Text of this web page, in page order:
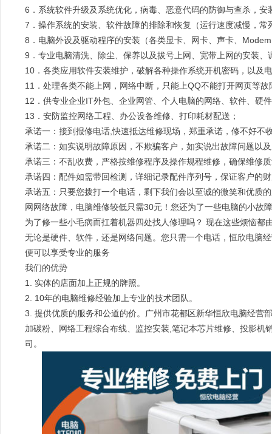
6．系统软件升级及系统优化，病毒、恶意代码的防御与查杀，安
7．操作系统的安装、软件故障的排除和恢复（运行速度减慢，常
8．电脑外设及驱动程序的安装（各类显卡、网卡、声卡、
9．专业电脑清洗、除尘、保养以及拔号上网、宽带上网的安装、
10．各类应用软件安装维护，破解各种操作系统开机密码，以及
11．处理各类不能上网，网络中断，只能上QQ不能打开网页等故
12．供专业企业IT外包、企业网管、个人电脑的网络、软件、硬
13．安防监控网络工程、办公设备维修、打印耗材配送；
承诺一：接到报修电话,快速抵达维修现场，郑重承诺，修不好不
承诺二：如实说明故障原因，不欺骗客户，如实说出故障问题以
承诺三：不乱收费，严格按维修程序及操作规程维修，确保维修
承诺四：配件如需带回检测，详细记录配件序列号，保证客户的
承诺五：只要您拨打一个电话，剩下我们会以至诚的微笑和优质
网网络故障，电脑维修较低只需30元！您还为了一些电脑的小故
为了修一些小毛病而扛着机器四处找人修理吗？ 现在这些烦恼都
无论是硬件、软件，还是网络问题。您只需一个电话，恒欣电脑
便可以享受专业的服务
我们的优势
1. 实体的店面加上正规的牌照。
2. 10年的电脑维修经验加上专业的技术团队。
3. 提供优质的服务和公道的价。广州市花都区新华恒欣电脑经营
加碳粉、网络工程综合布线、监控安装,笔记本芯片维修、投影
司。